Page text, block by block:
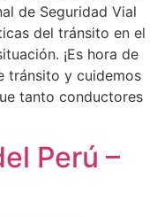
de Seguridad Vial
del tránsito en el
¡Es hora de
tránsito y cuidemos
tanto conductores
Perú –